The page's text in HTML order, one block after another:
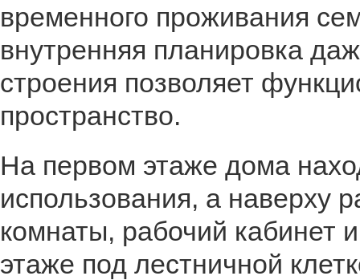
временного проживания
внутренняя планировка
строения позволяет
пространство.
На первом этаже дома
использования, а наверху
комнаты, рабочий кабинет
этаже под лестничной